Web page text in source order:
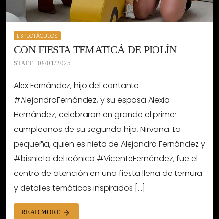
ESPECTÁCULOS
CON FIESTA TEMATICÁ DE PIOLÍN
STAFF | 09/01/2025
Alex Fernández, hijo del cantante
#AlejandroFernández, y su esposa Alexia
Hernández, celebraron en grande el primer
cumpleaños de su segunda hija, Nirvana. La
pequeña, quien es nieta de Alejandro Fernández y
#bisnieta del icónico #VicenteFernández, fue el
centro de atención en una fiesta llena de ternura
y detalles temáticos inspirados […]
READ MORE arrow_forward